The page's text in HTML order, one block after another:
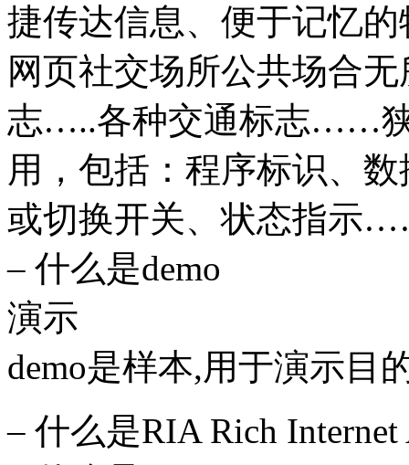
捷传达信息、便于记忆
网页社交场所公共场合
志…..各种交通标志……
用，包括：程序标识、
或切换开关、状态指
– 什么是demo
演示
demo是样本,用于演示目
– 什么是RIA Rich